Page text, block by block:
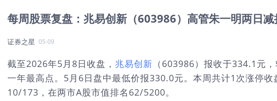
每周股票复盘：兆易创新（603986）高管朱一明两日
证券之星 05-09
截至2026年5月8日收盘， 兆易创新 （603986）报收于334.1元
一年最高点。5月6日盘中最低价报330.0元。本周共计1次涨停
10/173，在两市A股市值排名62/5200。